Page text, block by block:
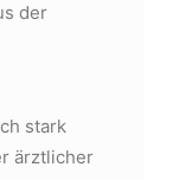
der
stark
ärztlicher